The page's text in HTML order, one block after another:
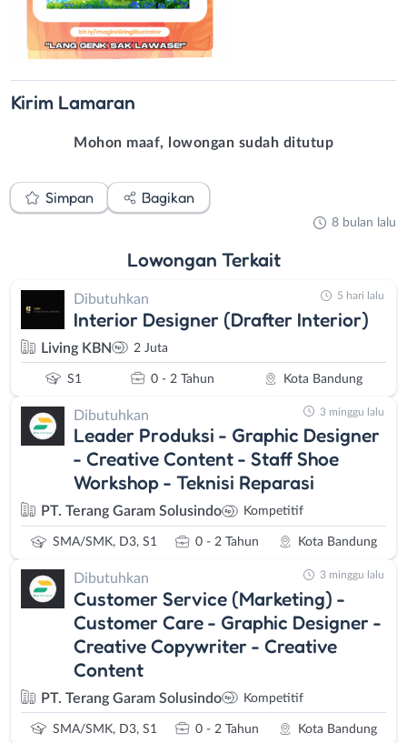
Kirim Lamaran
Mohon maaf, lowongan sudah ditutup
Simpan Bagikan
8 bulan lalu
Lowongan Terkait
Dibutuhkan
Interior Designer (Drafter Interior)
Living KBN 2 Juta
S1 0 - 2 Tahun Kota Bandung
5 hari lalu
Dibutuhkan
Leader Produksi - Graphic Designer
- Creative Content - Staff Shoe
Workshop - Teknisi Reparasi
PT. Terang Garam Solusindo Kompetitif
SMA/SMK, D3, S1 0 - 2 Tahun Kota Bandung
3 minggu lalu
Dibutuhkan
Customer Service (Marketing) -
Customer Care - Graphic Designer -
Creative Copywriter - Creative
Content
PT. Terang Garam Solusindo Kompetitif
SMA/SMK, D3, S1 0 - 2 Tahun Kota Bandung
3 minggu lalu